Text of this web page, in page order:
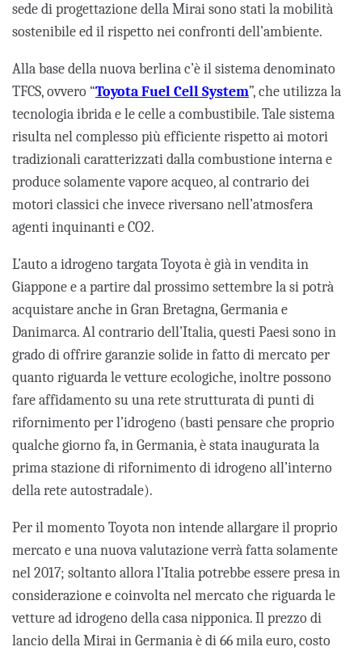
sede di progettazione della Mirai sono stati la mobilità
sostenibile ed il rispetto nei confronti dell’ambiente.
Alla base della nuova berlina c’è il sistema denominato
TFCS, ovvero “Toyota Fuel Cell System”, che utilizza la
tecnologia ibrida e le celle a combustibile. Tale sistema
risulta nel complesso più efficiente rispetto ai motori
tradizionali caratterizzati dalla combustione interna e
produce solamente vapore acqueo, al contrario dei
motori classici che invece riversano nell’atmosfera
agenti inquinanti e CO2.
L’auto a idrogeno targata Toyota è già in vendita in
Giappone e a partire dal prossimo settembre la si potrà
acquistare anche in Gran Bretagna, Germania e
Danimarca. Al contrario dell’Italia, questi Paesi sono in
grado di offrire garanzie solide in fatto di mercato per
quanto riguarda le vetture ecologiche, inoltre possono
fare affidamento su una rete strutturata di punti di
rifornimento per l’idrogeno (basti pensare che proprio
qualche giorno fa, in Germania, è stata inaugurata la
prima stazione di rifornimento di idrogeno all’interno
della rete autostradale).
Per il momento Toyota non intende allargare il proprio
mercato e una nuova valutazione verrà fatta solamente
nel 2017; soltanto allora l’Italia potrebbe essere presa in
considerazione e coinvolta nel mercato che riguarda le
vetture ad idrogeno della casa nipponica. Il prezzo di
lancio della Mirai in Germania è di 66 mila euro, costo